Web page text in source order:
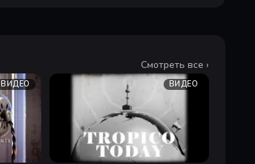
Смотреть все ›
ВИДЕО ВИДЕО